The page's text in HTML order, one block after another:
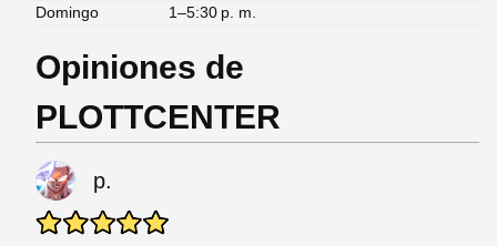
Domingo
1–5:30 p. m.
Opiniones de
PLOTTCENTER
p.